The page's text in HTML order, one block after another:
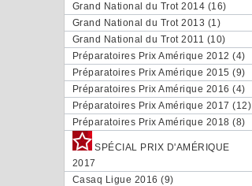
Grand National du Trot 2014 (16)
Grand National du Trot 2013 (1)
Grand National du Trot 2011 (10)
Préparatoires Prix Amérique 2012 (4)
Préparatoires Prix Amérique 2015 (9)
Préparatoires Prix Amérique 2016 (4)
Préparatoires Prix Amérique 2017 (12)
Préparatoires Prix Amérique 2018 (8)
SPÉCIAL PRIX D'AMÉRIQUE
2017
Casaq Ligue 2016 (9)